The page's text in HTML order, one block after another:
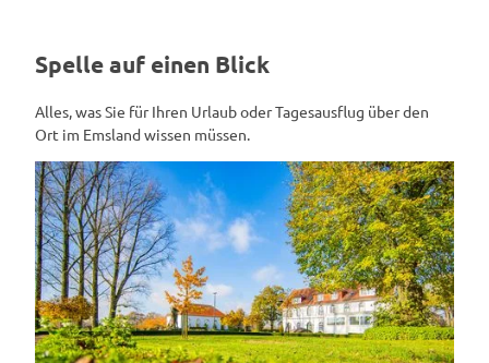
Spelle auf einen Blick
Alles, was Sie für Ihren Urlaub oder Tagesausflug über den
Ort im Emsland wissen müssen.